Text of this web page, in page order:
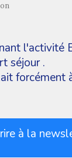
l'activité
séjour.
forcément
à la